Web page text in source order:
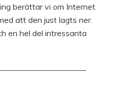
berättar vi om Internet
att den just lagts ner.
en hel del intressanta